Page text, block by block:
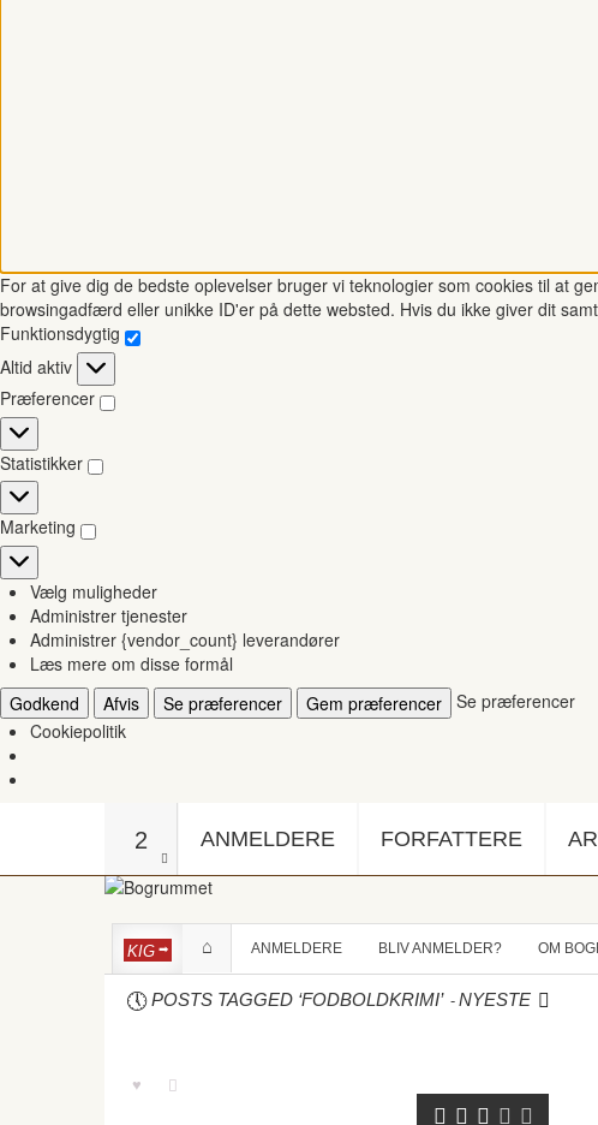
For at give dig de bedste oplevelser bruger vi teknologier som cookies til at
browsingadfærd eller unikke ID'er på dette websted. Hvis du ikke giver dit
Funktionsdygtig
Funktionsdygtig
Altid aktiv
Præferencer
Præferencer
Statistikker
Statistikker
Marketing
Marketing
Vælg muligheder
Administrer tjenester
Administrer {vendor_count} leverandører
Læs mere om disse formål
Godkend
Afvis Se præferencer Gem præferencer Se præferencer
Cookiepolitik
2 ANMELDERE FORFATTERE
KIG ANMELDERE BLIV ANMELDER? OM
POSTS TAGGED ‘FODBOLDKRIMI’ -NYESTE